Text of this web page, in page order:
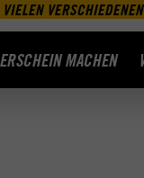
MACHEN